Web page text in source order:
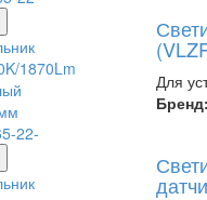
Для
Бренд: